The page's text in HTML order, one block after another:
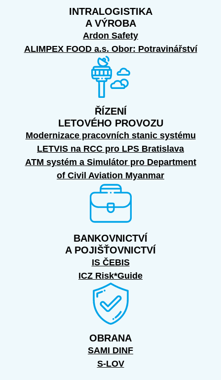
INTRALOGISTIKA
A VÝROBA
Ardon Safety
ALIMPEX FOOD a.s. Obor: Potravinářství
ŘÍZENÍ
LETOVÉHO PROVOZU
Modernizace pracovních stanic systému
LETVIS na RCC pro LPS Bratislava
ATM systém a Simulátor pro Department
of Civil Aviation Myanmar
BANKOVNICTVÍ
A POJIŠŤOVNICTVÍ
IS ČEBIS
ICZ Risk*Guide
OBRANA
SAMI DINF
S-LOV